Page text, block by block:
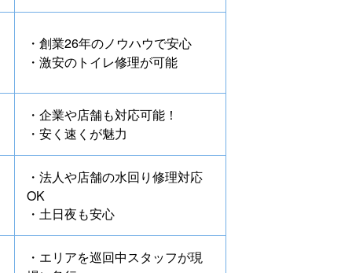
・創業26年のノウハウで安心
・激安のトイレ修理が可能
・企業や店舗も対応可能！
・安く速くが魅力
・法人や店舗の水回り修理対応
OK
・土日夜も安心
・エリアを巡回中スタッフが現